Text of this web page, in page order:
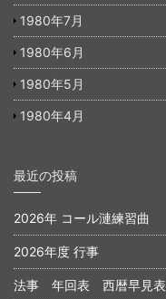
1980年7月
1980年6月
1980年5月
1980年4月
最近の投稿
2026年 コール漣練習曲
2026年度 行事
法事 年回表 西暦早見表